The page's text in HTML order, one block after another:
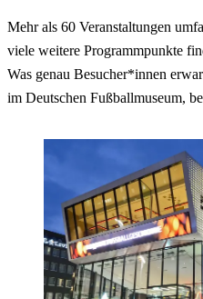
Mehr als 60 Veranstaltungen
viele weitere Programmpunkte
Was genau Besucher*innen
im Deutschen Fußballmuseum,